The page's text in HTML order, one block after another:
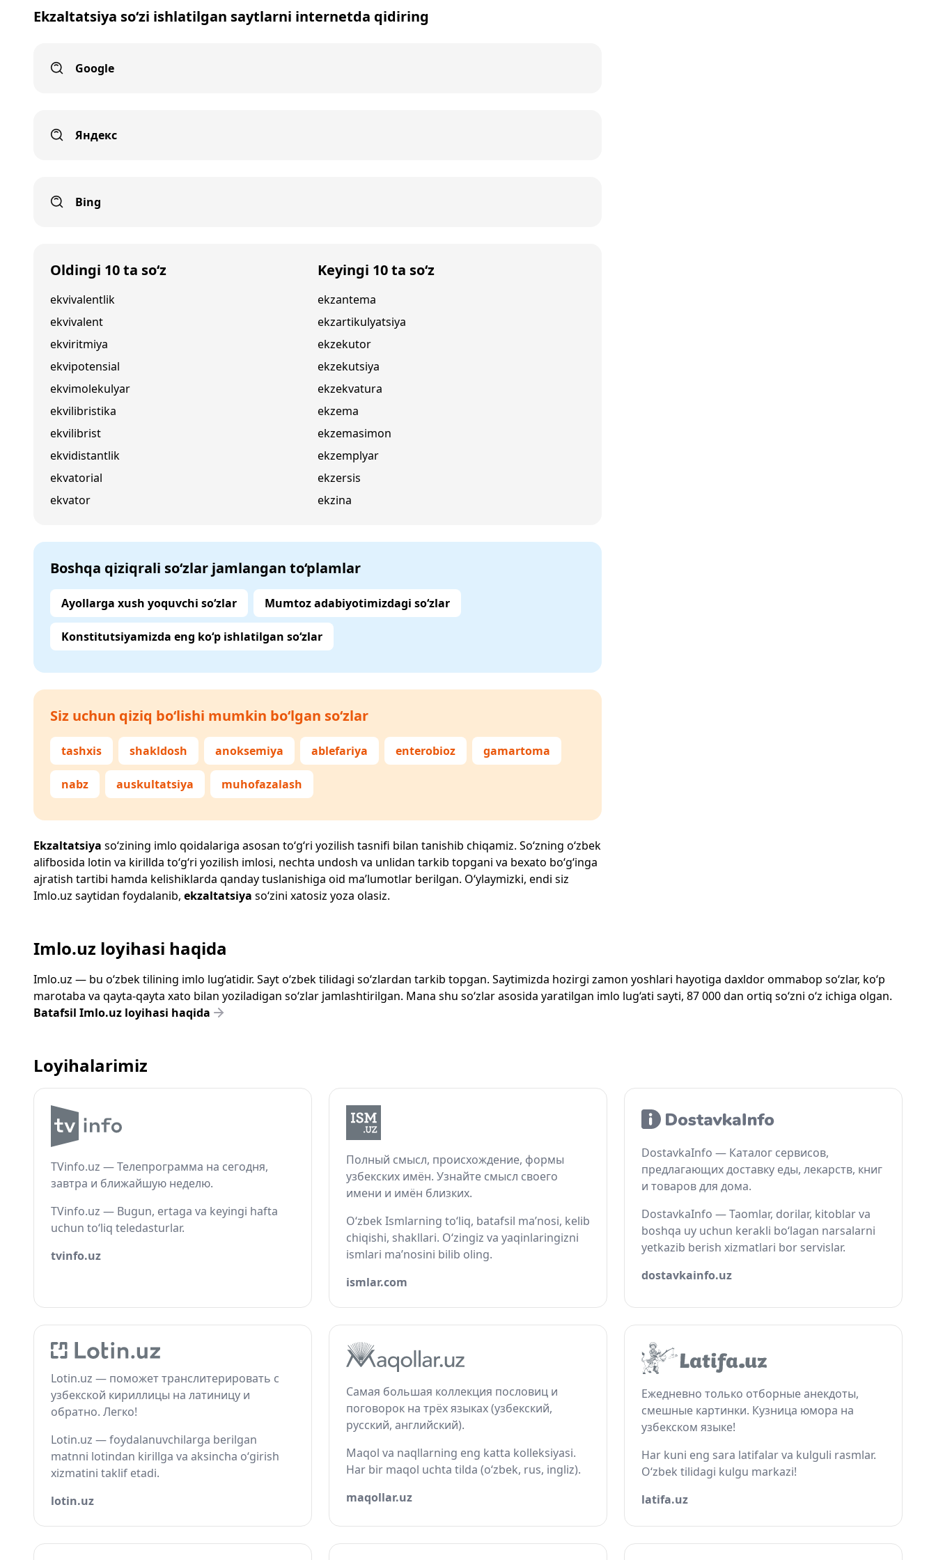
Ekzaltatsiya so‘zi ishlatilgan saytlarni internetda qidiring
Google
Яндекс
Bing
Oldingi 10 ta so‘z
ekvivalentlik
ekvivalent
ekviritmiya
ekvipotensial
ekvimolekulyar
ekvilibristika
ekvilibrist
ekvidistantlik
ekvatorial
ekvator
Keyingi 10 ta so‘z
ekzantema
ekzartikulyatsiya
ekzekutor
ekzekutsiya
ekzekvatura
ekzema
ekzemasimon
ekzemplyar
ekzersis
ekzina
Boshqa qiziqrali so‘zlar jamlangan to‘plamlar
Ayollarga xush yoquvchi so‘zlar Mumtoz adabiyotimizdagi so‘zlar
Konstitutsiyamizda eng ko‘p ishlatilgan so‘zlar
Siz uchun qiziq bo‘lishi mumkin bo‘lgan so‘zlar
tashxis shakldosh anoksemiya ablefariya enterobioz gamartoma
nabz auskultatsiya muhofazalash
Ekzaltatsiya so‘zining imlo qoidalariga asosan to‘g‘ri yozilish tasnifi bilan tanishib chiqamiz. So‘zning o‘zbek
alifbosida lotin va kirillda to‘g‘ri yozilish imlosi, nechta undosh va unlidan tarkib topgani va bexato bo‘g‘inga
ajratish tartibi hamda kelishiklarda qanday tuslanishiga oid ma’lumotlar berilgan. O‘ylaymizki, endi siz
Imlo.uz saytidan foydalanib, ekzaltatsiya so‘zini xatosiz yoza olasiz.
Imlo.uz loyihasi haqida
Imlo.uz — bu o‘zbek tilining imlo lug‘atidir. Sayt o‘zbek tilidagi so‘zlardan tarkib topgan. Saytimizda hozirgi zamon yoshlari hayotiga daxldor ommabop so‘zlar, ko‘p
marotaba va qayta-qayta xato bilan yoziladigan so‘zlar jamlashtirilgan. Mana shu so‘zlar asosida yaratilgan imlo lug‘ati sayti, 87 000 dan ortiq so‘zni o‘z ichiga olgan.
Batafsil Imlo.uz loyihasi haqida
Loyihalarimiz
TVinfo.uz — Телепрограмма на сегодня,
завтра и ближайшую неделю.
TVinfo.uz — Bugun, ertaga va keyingi hafta
uchun to‘liq teledasturlar.
tvinfo.uz
Полный смысл, происхождение, формы
узбекских имён. Узнайте смысл своего
имени и имён близких.
O‘zbek Ismlarning to‘liq, batafsil ma’nosi, kelib
chiqishi, shakllari. O‘zingiz va yaqinlaringizni
ismlari ma’nosini bilib oling.
ismlar.com
DostavkaInfo — Каталог сервисов,
предлагающих доставку еды, лекарств, книг
и товаров для дома.
DostavkaInfo — Taomlar, dorilar, kitoblar va
boshqa uy uchun kerakli bo‘lagan narsalarni
yetkazib berish xizmatlari bor servislar.
dostavkainfo.uz
Lotin.uz — поможет транслитерировать с
узбекской кириллицы на латиницу и
обратно. Легко!
Lotin.uz — foydalanuvchilarga berilgan
matnni lotindan kirillga va aksincha o‘girish
xizmatini taklif etadi.
lotin.uz
Самая большая коллекция пословиц и
поговорок на трёх языках (узбекский,
русский, английский).
Maqol va naqllarning eng katta kolleksiyasi.
Har bir maqol uchta tilda (o‘zbek, rus, ingliz).
maqollar.uz
Ежедневно только отборные анекдоты,
смешные картинки. Кузница юмора на
узбекском языке!
Har kuni eng sara latifalar va kulguli rasmlar.
O‘zbek tilidagi kulgu markazi!
latifa.uz